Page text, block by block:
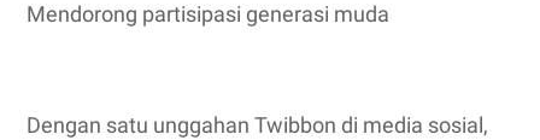
Mendorong partisipasi generasi muda
Dengan satu unggahan Twibbon di media sosial,